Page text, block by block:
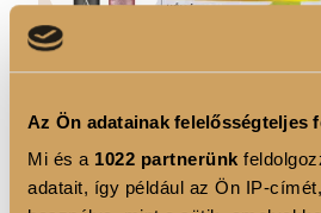
Az Ön adatainak felelősségteljes
Mi és a 1022 partnerünk
adatait, így például az Ön IP-